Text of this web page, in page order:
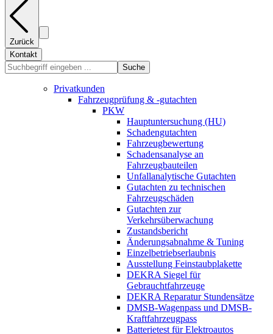
Zurück
Kontakt
Suche
Privatkunden
Fahrzeugprüfung & -gutachten
PKW
Hauptuntersuchung (HU)
Schadengutachten
Fahrzeugbewertung
Schadensanalyse an
Fahrzeugbauteilen
Unfallanalytische Gutachten
Gutachten zu technischen
Fahrzeugschäden
Gutachten zur
Verkehrsüberwachung
Zustandsbericht
Änderungsabnahme & Tuning
Einzelbetriebserlaubnis
Ausstellung Feinstaubplakette
DEKRA Siegel für
Gebrauchtfahrzeuge
DEKRA Reparatur Stundensätze
DMSB-Wagenpass und DMSB-
Kraftfahrzeugpass
Batterietest für Elektroautos